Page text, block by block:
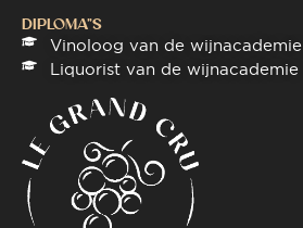
DIPLOMA"S
Vinoloog van de wijnacademie
Liquorist van de wijnacademie